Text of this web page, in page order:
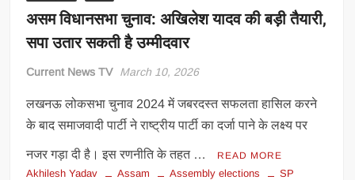
असम विधानसभा चुनाव: अखिलेश यादव की बड़ी तैयारी,
सपा उतार सकती है उम्मीदवार
Current News TV March 10, 2026
लखनऊ लोकसभा चुनाव 2024 में जबरदस्‍त सफलता हासिल करने
के बाद समाजवादी पार्टी ने राष्‍ट्रीय पार्टी का दर्जा पाने के लक्ष्‍य पर
नजर गड़ा दी है। इस रणनीति के तहत … READ MORE
Akhilesh Yadav Assam Assembly elections SP